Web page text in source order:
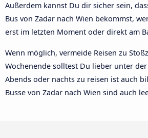
Außerdem kannst Du dir sicher sein,
Bus von Zadar nach Wien bekommst,
erst im letzten Moment oder direkt am
Wenn möglich, vermeide Reisen zu
Wochenende solltest Du lieber unter
Abends oder nachts zu reisen ist auch
Busse von Zadar nach Wien sind auch